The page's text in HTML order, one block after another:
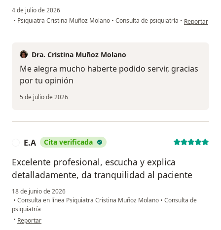
4 de julio de 2026
• Psiquiatra Cristina Muñoz Molano • Consulta de psiquiatría • en opinión
Reportar
Dra. Cristina Muñoz Molano
Me alegra mucho haberte podido servir, gracias
por tu opinión
5 de julio de 2026
E.A Cita verificada
Excelente profesional, escucha y explica
detalladamente, da tranquilidad al paciente
18 de junio de 2026
• Consulta en línea Psiquiatra Cristina Muñoz Molano • Consulta de
psiquiatría
• en opinión del usuario E.A
Reportar